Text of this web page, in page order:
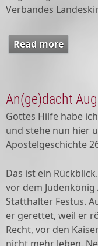
Verbandes
Read more
An(ge)dacht
Gottes Hilfe habe
und stehe nun hier
Apostelgeschichte
Das ist ein
vor dem
Statthalter Festus.
er gerettet, weil er
Recht, vor den